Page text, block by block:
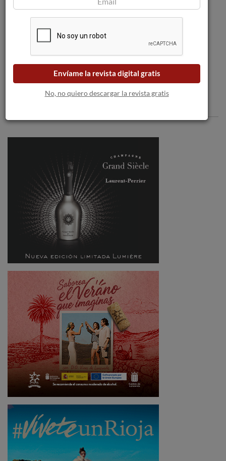
Perelada concentra la expresión de la
tierra del Empordà en 5 Finques Blanc
Envíame la revista digital gratis
No, no quiero descargar la revista gratis